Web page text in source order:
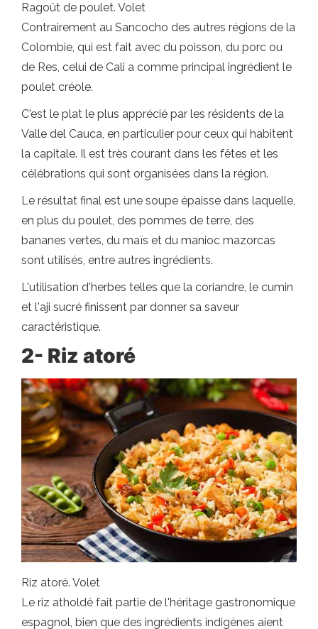
Ragoût de poulet. Volet
Contrairement au Sancocho des autres régions de la
Colombie, qui est fait avec du poisson, du porc ou
de Res, celui de Cali a comme principal ingrédient le
poulet créole.
C'est le plat le plus apprécié par les résidents de la
Valle del Cauca, en particulier pour ceux qui habitent
la capitale. Il est très courant dans les fêtes et les
célébrations qui sont organisées dans la région.
Le résultat final est une soupe épaisse dans laquelle,
en plus du poulet, des pommes de terre, des
bananes vertes, du maïs et du manioc mazorcas
sont utilisés, entre autres ingrédients.
L'utilisation d'herbes telles que la coriandre, le cumin
et l'aji sucré finissent par donner sa saveur
caractéristique.
2- Riz atoré
Riz atoré. Volet
Le riz atholdé fait partie de l'héritage gastronomique
espagnol, bien que des ingrédients indigènes aient